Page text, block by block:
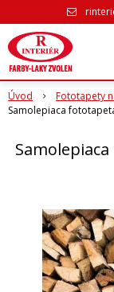
Úvod Fototapety
Samolepiaca